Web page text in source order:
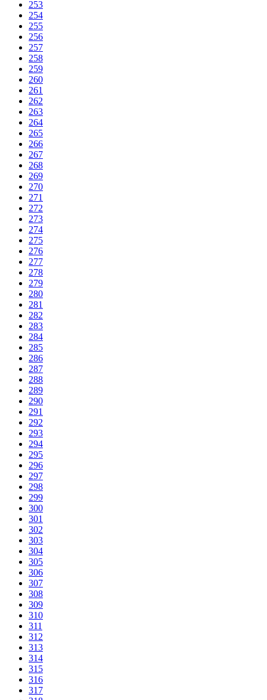
253
254
255
256
257
258
259
260
261
262
263
264
265
266
267
268
269
270
271
272
273
274
275
276
277
278
279
280
281
282
283
284
285
286
287
288
289
290
291
292
293
294
295
296
297
298
299
300
301
302
303
304
305
306
307
308
309
310
311
312
313
314
315
316
317